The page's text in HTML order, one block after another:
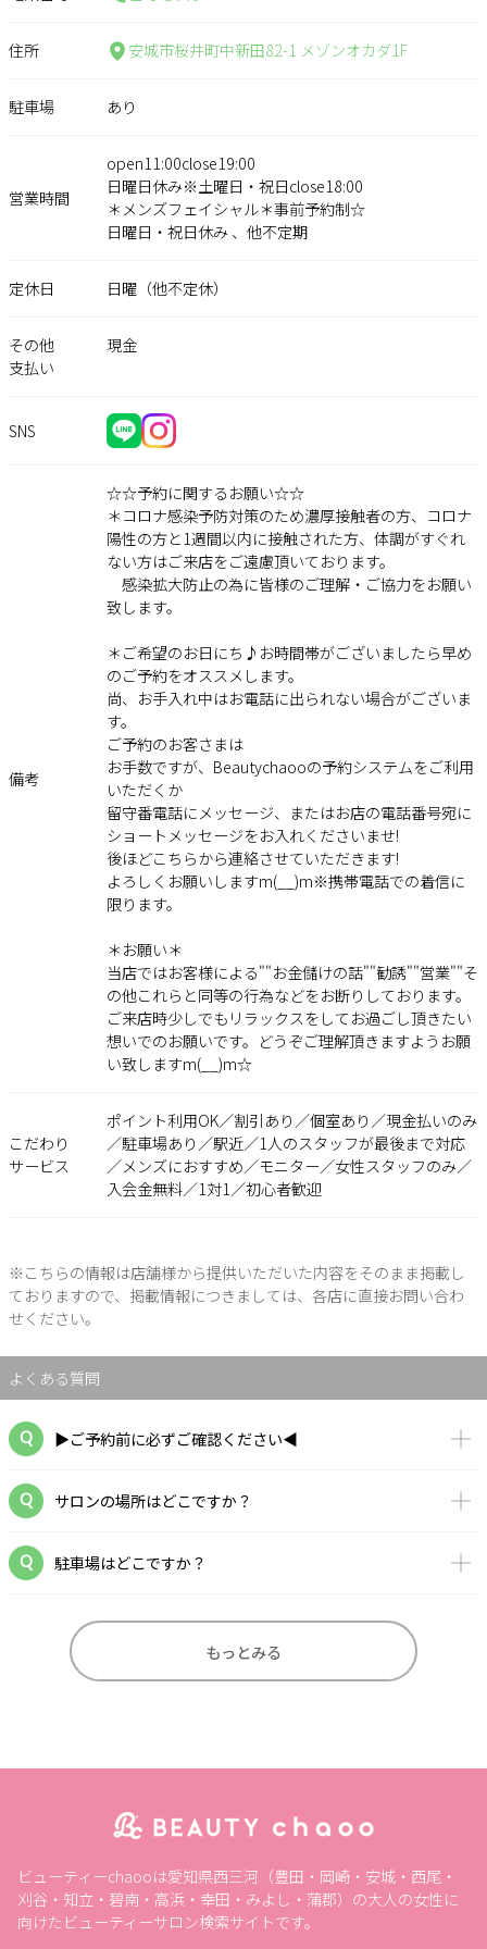
住所 安城市桜井町中新田82-1 メゾンオカダ1F
駐車場 あり
営業時間
open11:00close19:00
日曜日休み※土曜日・祝日close18:00
＊メンズフェイシャル＊事前予約制☆
日曜日・祝日休み 、他不定期
定休日 日曜（他不定休）
その他
支払い
現金
SNS
備考
☆☆予約に関するお願い☆☆
＊コロナ感染予防対策のため濃厚接触者の方、コロナ
陽性の方と1週間以内に接触された方、体調がすぐれ
ない方はご来店をご遠慮頂いております。
感染拡大防止の為に皆様のご理解・ご協力をお願い
致します。
＊ご希望のお日にち♪お時間帯がございましたら早め
のご予約をオススメします。
尚、お手入れ中はお電話に出られない場合がございま
す。
ご予約のお客さまは
お手数ですが、Beautychaooの予約システムをご利用
いただくか
留守番電話にメッセージ、またはお店の電話番号宛に
ショートメッセージをお入れくださいませ!
後ほどこちらから連絡させていただきます!
よろしくお願いしますm(__)m※携帯電話での着信に
限ります。
＊お願い＊
当店ではお客様による""お金儲けの話""勧誘""営業""そ
の他これらと同等の行為などをお断りしております。
ご来店時少しでもリラックスをしてお過ごし頂きたい
想いでのお願いです。どうぞご理解頂きますようお願
い致しますm(__)m☆
こだわり
サービス
ポイント利用OK／割引あり／個室あり／現金払いのみ
／駐車場あり／駅近／1人のスタッフが最後まで対応
／メンズにおすすめ／モニター／女性スタッフのみ／
入会金無料／1対1／初心者歓迎
※こちらの情報は店舗様から提供いただいた内容をそのまま掲載し
ておりますので、掲載情報につきましては、各店に直接お問い合わ
せください。
よくある質問
▶ご予約前に必ずご確認ください◀
サロンの場所はどこですか？
駐車場はどこですか？
もっとみる
ビューティーchaooは愛知県西三河（豊田・岡崎・安城・西尾・
刈谷・知立・碧南・高浜・幸田・みよし・蒲郡）の大人の女性に
向けたビューティーサロン検索サイトです。